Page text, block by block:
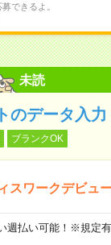
できるよ。
未読
のデータ入
ブランクOK
スワークデビュ
払い可能！※規定